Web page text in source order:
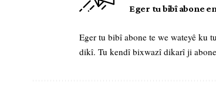
Eger tu bibî abone
Eger tu bibî abone te we wateyê ku tu
dikî. Tu kendî bixwazî dikarî ji